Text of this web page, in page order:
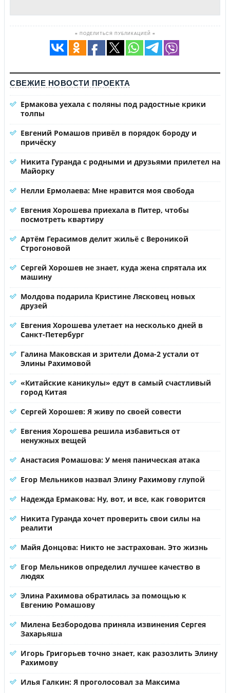
≡ ПОДЕЛИТЬСЯ ПУБЛИКАЦИЕЙ ≡
СВЕЖИЕ НОВОСТИ ПРОЕКТА
Ермакова уехала с поляны под радостные крики
толпы
Евгений Ромашов привёл в порядок бороду и
причёску
Никита Гуранда с родными и друзьями прилетел на
Майорку
Нелли Ермолаева: Мне нравится моя свобода
Евгения Хорошева приехала в Питер, чтобы
посмотреть квартиру
Артём Герасимов делит жильё с Вероникой
Строгоновой
Сергей Хорошев не знает, куда жена спрятала их
машину
Молдова подарила Кристине Лясковец новых
друзей
Евгения Хорошева улетает на несколько дней в
Санкт-Петербург
Галина Маковская и зрители Дома-2 устали от
Элины Рахимовой
«Китайские каникулы» едут в самый счастливый
город Китая
Сергей Хорошев: Я живу по своей совести
Евгения Хорошева решила избавиться от
ненужных вещей
Анастасия Ромашова: У меня паническая атака
Егор Мельников назвал Элину Рахимову глупой
Надежда Ермакова: Ну, вот, и все, как говорится
Никита Гуранда хочет проверить свои силы на
реалити
Майя Донцова: Никто не застрахован. Это жизнь
Егор Мельников определил лучшее качество в
людях
Элина Рахимова обратилась за помощью к
Евгению Ромашову
Милена Безбородова приняла извинения Сергея
Захарьяша
Игорь Григорьев точно знает, как разозлить Элину
Рахимову
Илья Галкин: Я проголосовал за Максима